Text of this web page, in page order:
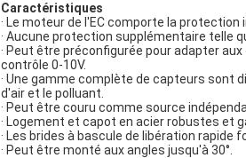
Caractéristiques
· Le moteur de l'EC comporte la
· Aucune protection supplémentaire telle
· Peut être préconfigurée pour adapter
contrôle 0-10V.
· Une gamme complète de capteurs sont
d'air et le polluant.
· Peut être couru comme source
· Logement et capot en acier robustes et
· Les brides à bascule de libération
· Peut être monté aux angles jusqu'à 30°.